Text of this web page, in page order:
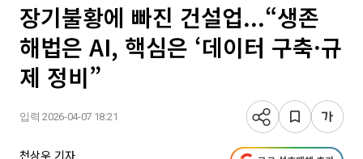
장기불황에 빠진 건설업...“생존
해법은 AI, 핵심은 ‘데이터 구축·규
제 정비”
입력 2026-04-07 18:21
천상우 기자